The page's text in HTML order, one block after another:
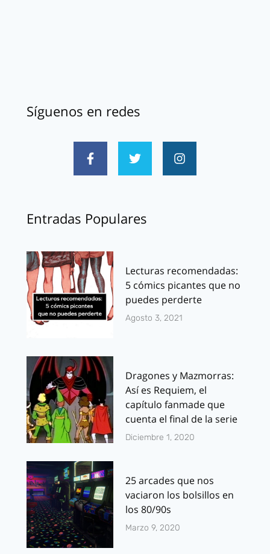
Síguenos en redes
Entradas Populares
Lecturas recomendadas:
5 cómics picantes que no
puedes perderte
Agosto 3, 2021
Dragones y Mazmorras:
Así es Requiem, el
capítulo fanmade que
cuenta el final de la serie
Diciembre 1, 2020
25 arcades que nos
vaciaron los bolsillos en
los 80/90s
Marzo 9, 2020